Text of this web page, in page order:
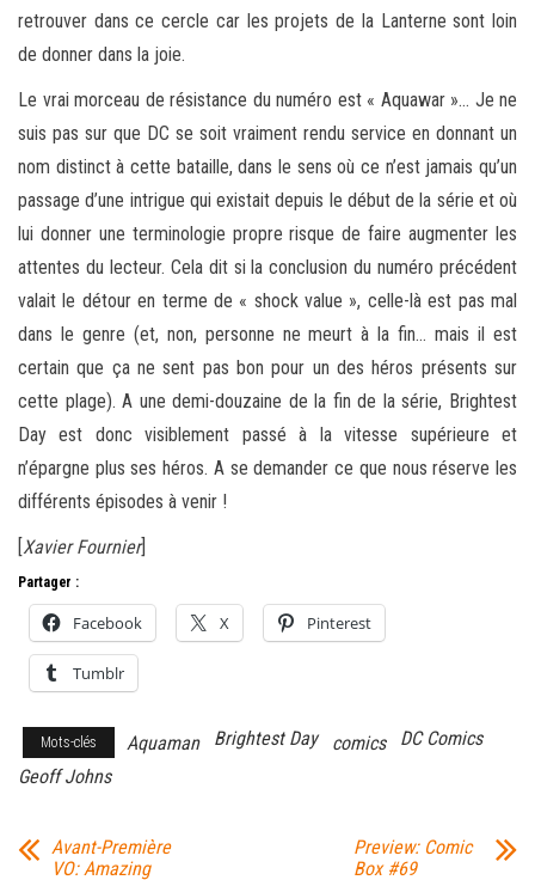
retrouver dans ce cercle car les projets de la Lanterne sont loin
de donner dans la joie.
Le vrai morceau de résistance du numéro est « Aquawar »… Je ne
suis pas sur que DC se soit vraiment rendu service en donnant un
nom distinct à cette bataille, dans le sens où ce n’est jamais qu’un
passage d’une intrigue qui existait depuis le début de la série et où
lui donner une terminologie propre risque de faire augmenter les
attentes du lecteur. Cela dit si la conclusion du numéro précédent
valait le détour en terme de « shock value », celle-là est pas mal
dans le genre (et, non, personne ne meurt à la fin… mais il est
certain que ça ne sent pas bon pour un des héros présents sur
cette plage). A une demi-douzaine de la fin de la série, Brightest
Day est donc visiblement passé à la vitesse supérieure et
n’épargne plus ses héros. A se demander ce que nous réserve les
différents épisodes à venir !
[Xavier Fournier]
Partager :
Facebook X Pinterest
Tumblr
Mots-clés Aquaman Brightest Day comics
DC Comics
Geoff Johns
Avant-Première
VO: Amazing
Preview: Comic
Box #69